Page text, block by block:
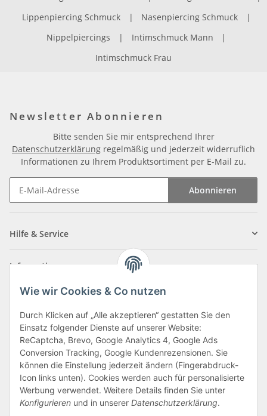
Wie wir Cookies & Co nutzen
Durch Klicken auf „Alle akzeptieren“ gestatten Sie den
Einsatz folgender Dienste auf unserer Website:
ReCaptcha, Brevo, Google Analytics 4, Google Ads
Conversion Tracking, Google Kundenrezensionen. Sie
können die Einstellung jederzeit ändern (Fingerabdruck-
Icon links unten). Cookies werden auch für personalisierte
Werbung verwendet. Weitere Details finden Sie unter
Konfigurieren und in unserer Datenschutzerklärung.
Lippenpiercing Schmuck
| Nasenpiercing Schmuck
|
Nippelpiercings
| Intimschmuck Mann
|
Intimschmuck Frau
Newsletter Abonnieren
Bitte senden Sie mir entsprechend Ihrer
Datenschutzerklärung regelmäßig und jederzeit widerruflich
Informationen zu Ihrem Produktsortiment per E-Mail zu.
Abonnieren
Hilfe & Service
Informationen
Zahlungsarten
Vertrag widerrufen